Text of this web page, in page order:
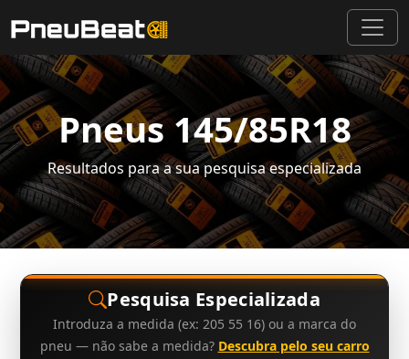
Pneus 145/85R18
Resultados para a sua pesquisa especializada
Pesquisa Especializada
Introduza a medida (ex: 205 55 16) ou a marca do
pneu — não sabe a medida? Descubra pelo seu carro